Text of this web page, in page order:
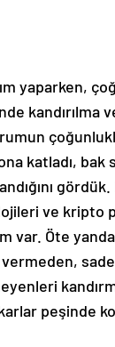
yaparken,
kandırılma
katladı, bak
ve kripto
var. Öte
peşinde